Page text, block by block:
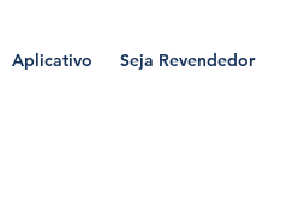
Aplicativo Seja Revendedor